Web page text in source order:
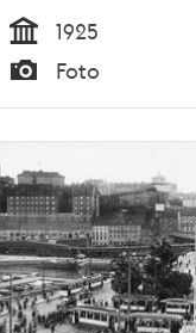
Tid
1925
Typ
Foto